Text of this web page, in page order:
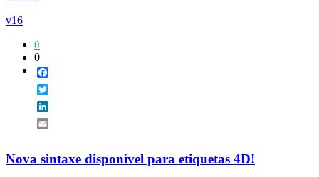
v16
0
0
Nova sintaxe disponível para etiquetas 4D!